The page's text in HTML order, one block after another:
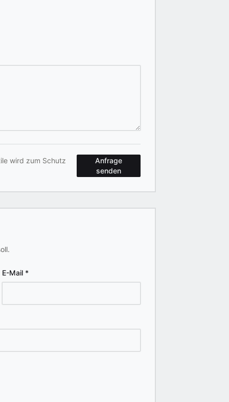
wird zum Schutz
Anfrage
senden
E-Mail *